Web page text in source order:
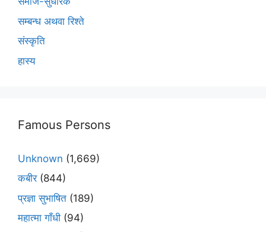
सम्बन्ध अथवा रिश्ते
संस्कृति
हास्य
Famous Persons
Unknown (1,669)
कबीर(844)
प्रज्ञा सुभाषित (189)
महात्मा गाँधी (94)